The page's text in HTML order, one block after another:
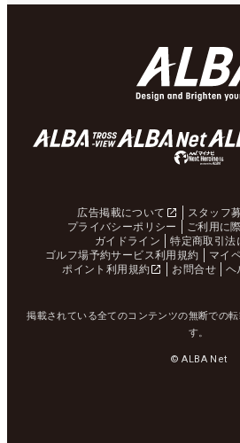
広告掲載について スタッフ
プライバシーポリシー
ご利用に
ガイドライン
特定商取引法
ゴルフ場予約サービス利用規約
マイ
ポイント利用規約
お問合せ ヘ
掲載されている全てのコンテンツの無断での
す。
© ALBA Net